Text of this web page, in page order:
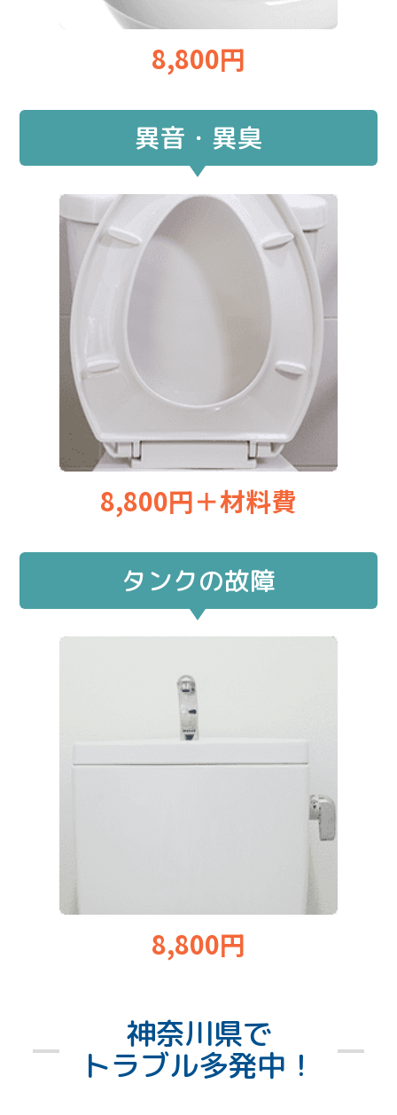
8,800円
異音・異臭
8,800円＋材料費
タンクの故障
8,800円
神奈川県で
トラブル多発中！